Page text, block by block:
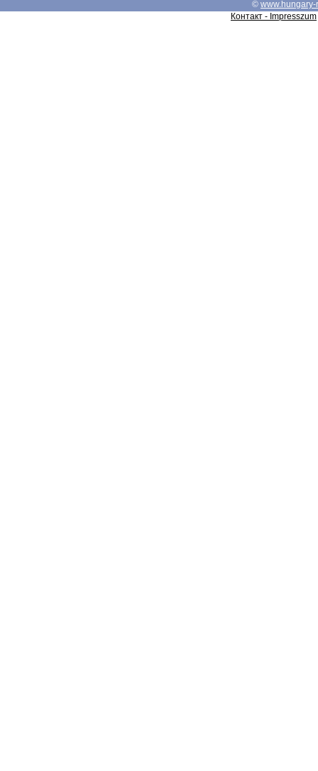
© www.hungary-
Контакт - Impresszum